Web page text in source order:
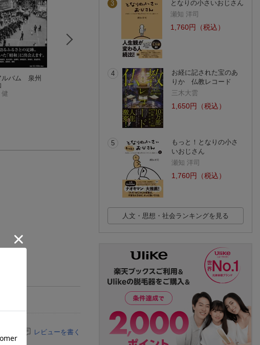
ルバム 泉州
よくわかる神経診察
人的環境のユニバー
サルデザイン 学級・
職員室編
阿部利彦
顔を失った兵士
レビューを書く
3
となりの小さいおじさん
瀬知 洋司
1,760円（税込）
4
お経に記された宝のあ
りか 仏教レコード
三木大雲
1,650円（税込）
5
もっと！となりの小さ
いおじさん
瀬知 洋司
1,760円（税込）
人文・思想・社会ランキングを見る